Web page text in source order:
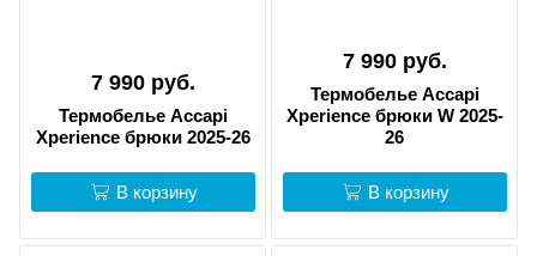
7 990 руб.
Термобелье Accapi
Xperience брюки 2025-26
В корзину
7 990 руб.
Термобелье Accapi
Xperience брюки W 2025-
26
В корзину